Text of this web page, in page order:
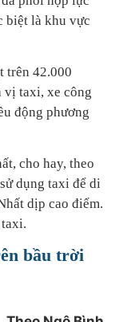
biệt là khu vực
trên 42.000
vị taxi, xe công
động phương
cho hay, theo
dụng taxi để di
dịp cao điểm.
bầu trời